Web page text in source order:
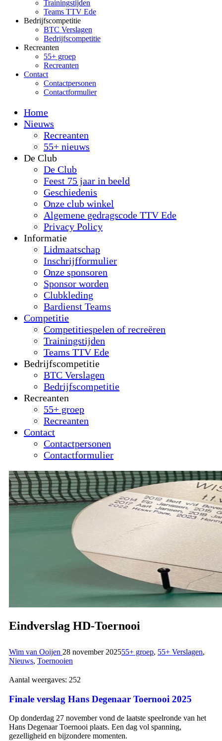
Trainingstijden
Teams TTV Ede
Bedrijfscompetitie
BTC Verslagen
Bedrijfscompetitie
Recreanten
55+ groep
Recreanten
Contact
Contactpersonen
Contactformulier
Home
Nieuws
Recreanten
55+ nieuws
De Club
De Club
Feest 75 jaar in beeld
Geschiedenis
Onze club winkel
Algemene gedragscode TTV Ede
Privacy Policy
Informatie
Lidmaatschap
Inschrijfformulier
Onze sponsoren
Sponsor worden
Clubkleding
Bardienst Teams
Competitie
Competitiespelen of recreëren
Trainingstijden
Teams TTV Ede
Bedrijfscompetitie
BTC Verslagen
Bedrijfscompetitie
Recreanten
55+ groep
Recreanten
Contact
Contactpersonen
Contactformulier
Eindverslag HD-Toernooi
Wim van Ooijen 28 november 202555+ groep, 55+ Verslagen,
Nieuws, Toernooien
Aantal weergaves: 252
Finale verslag Hans Degenaar Toernooi 2025
Op donderdag 27 november vond de laatste speelronde van het
Hans Degenaar Toernooi plaats. Een dag vol spanning,
gezelligheid en bijzondere momenten.